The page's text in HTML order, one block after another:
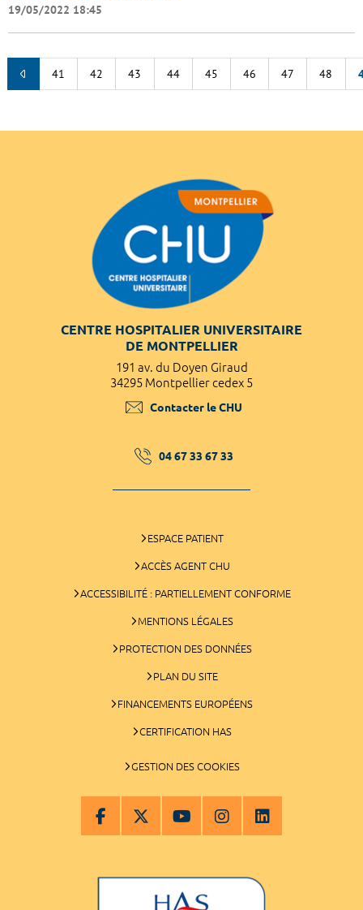
19/05/2022 18:45
41 42 43 44 45 46 47 48
CENTRE HOSPITALIER UNIVERSITAIRE
DE MONTPELLIER
191 av. du Doyen Giraud
34295 Montpellier cedex 5
Contacter le CHU
04 67 33 67 33
ESPACE PATIENT
ACCÈS AGENT CHU
ACCESSIBILITÉ : PARTIELLEMENT CONFORME
MENTIONS LÉGALES
PROTECTION DES DONNÉES
PLAN DU SITE
FINANCEMENTS EUROPÉENS
CERTIFICATION HAS
GESTION DES COOKIES